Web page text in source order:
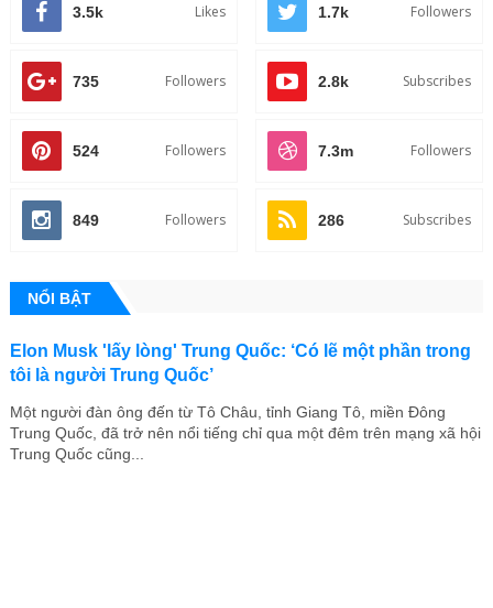
3.5k Likes 1.7k Followers
735 Followers 2.8k Subscribes
524 Followers 7.3m Followers
849 Followers 286 Subscribes
NỔI BẬT
Elon Musk 'lấy lòng' Trung Quốc: ‘Có lẽ một phần trong
tôi là người Trung Quốc’
Một người đàn ông đến từ Tô Châu, tỉnh Giang Tô, miền Đông
Trung Quốc, đã trở nên nổi tiếng chỉ qua một đêm trên mạng xã hội
Trung Quốc cũng...